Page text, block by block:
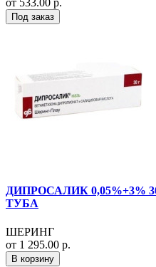
от 533.00 р.
Под заказ
ДИПРОСАЛИК 0,05%+3%
ТУБА
ШЕРИНГ
от 1 295.00 р.
В корзину